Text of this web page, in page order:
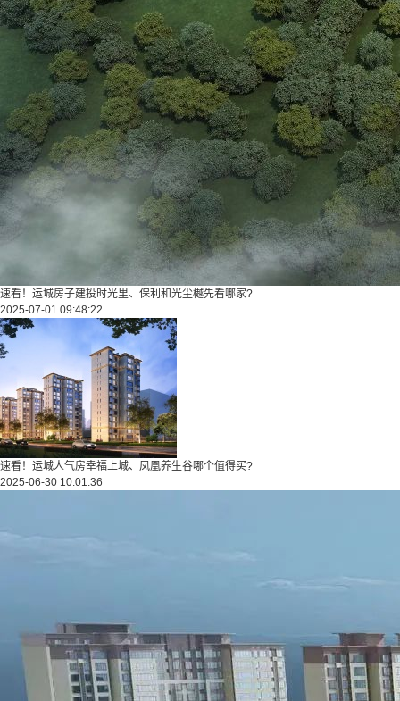
速看！运城房子建投时光里、保利和光尘樾先看哪家?
2025-07-01 09:48:22
速看！运城人气房幸福上城、凤凰养生谷哪个值得买?
2025-06-30 10:01:36